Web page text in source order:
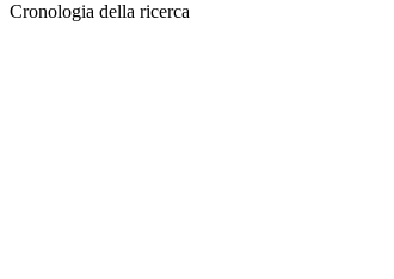
Cronologia della ricerca